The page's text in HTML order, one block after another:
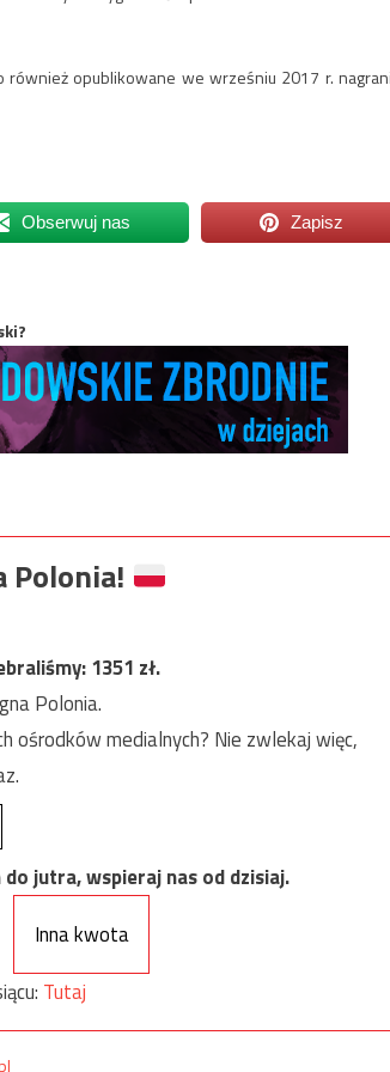
również opublikowane we wrześniu 2017 r.
Obserwuj nas Zapisz
Polonia!
1351 zł.
Polonia.
medialnych? Nie zwlekaj więc,
jutra, wspieraj nas od dzisiaj.
Inna kwota
Tutaj